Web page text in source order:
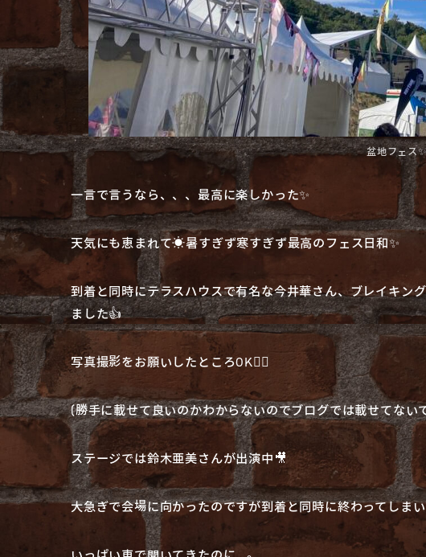
盆地フェス
一言で言うなら、、、最高に楽しかった✨
天気にも恵まれて☀️暑すぎず寒すぎず最高のフェス日和✨
到着と同時にテラスハウスで有名な今井華さん、ブレイキン
ました👍
写真撮影をお願いしたところOK🙆‍♀️
(勝手に載せて良いのかわからないのでブログでは載せてな
ステージでは鈴木亜美さんが出演中🎥
大急ぎで会場に向かったのですが到着と同時に終わってしま